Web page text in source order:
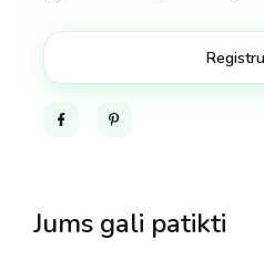
FacebookPinterest
Jums gali patikti